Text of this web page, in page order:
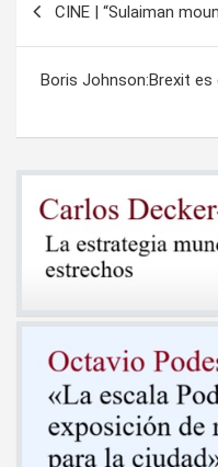
entradas
CINE | “Sulaiman
Boris Johnson:Brexit es